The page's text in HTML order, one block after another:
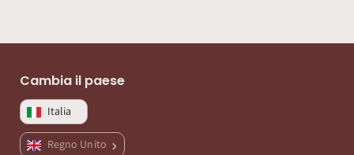
Cambia il paese
Italia
Regno Unito